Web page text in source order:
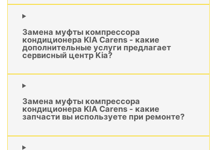
Замена муфты компрессора
кондиционера KIA Carens - какие
дополнительные услуги предлагает
сервисный центр Kia?
Замена муфты компрессора
кондиционера KIA Carens - какие
запчасти вы используете при ремонте?